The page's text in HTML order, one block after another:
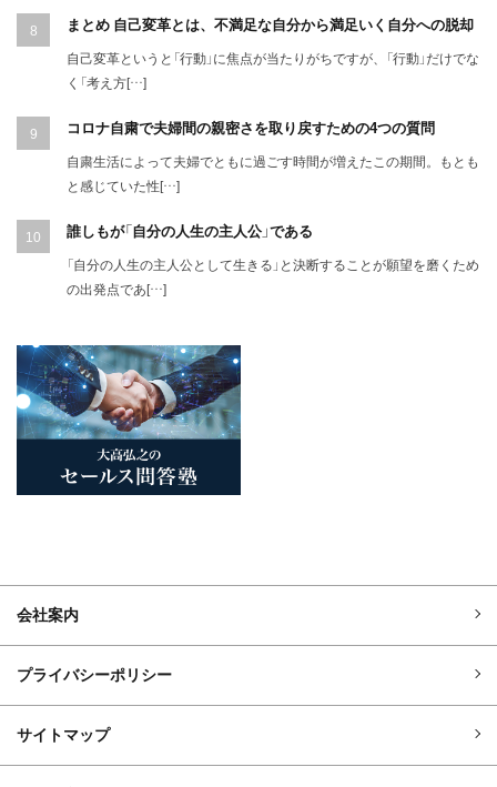
まとめ 自己変革とは、不満足な自分から満足いく自分への脱却
自己変革というと「行動」に焦点が当たりがちですが、「行動」だけでな
く「考え方[…]
コロナ自粛で夫婦間の親密さを取り戻すための4つの質問
自粛生活によって夫婦でともに過ごす時間が増えたこの期間。もとも
と感じていた性[…]
誰しもが「自分の人生の主人公」である
「自分の人生の主人公として生きる」と決断することが願望を磨くため
の出発点であ[…]
会社案内
プライバシーポリシー
サイトマップ